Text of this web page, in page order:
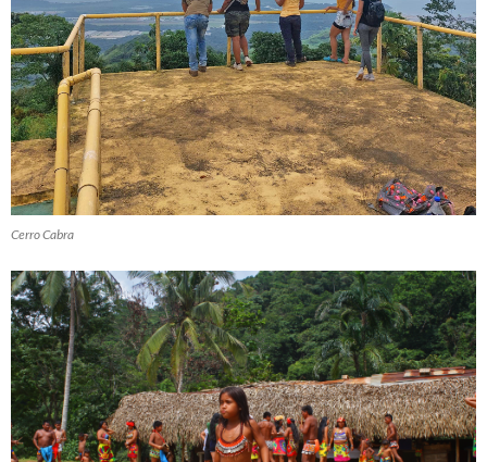
Cerro Cabra